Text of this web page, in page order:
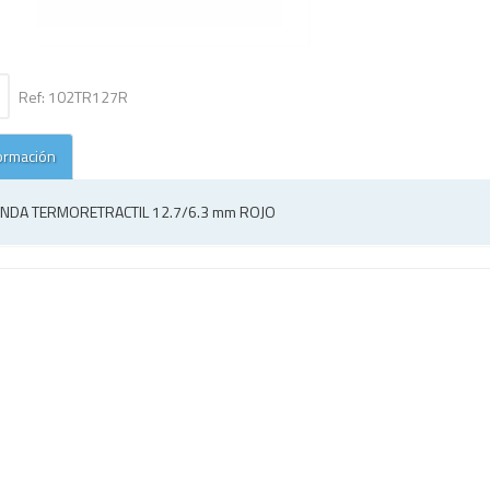
Ref: 102TR127R
TERMORETRACTIL 12.7/6.3 mm ROJO